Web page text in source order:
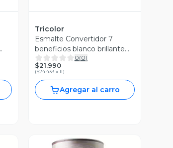
Tricolor
Esmalte Convertidor 7
beneficios blanco brillante
1/4 gl
0(0)
$21.990
($24.433 x lt)
Agregar al carro